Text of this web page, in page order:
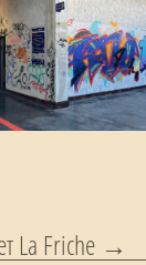
La Friche